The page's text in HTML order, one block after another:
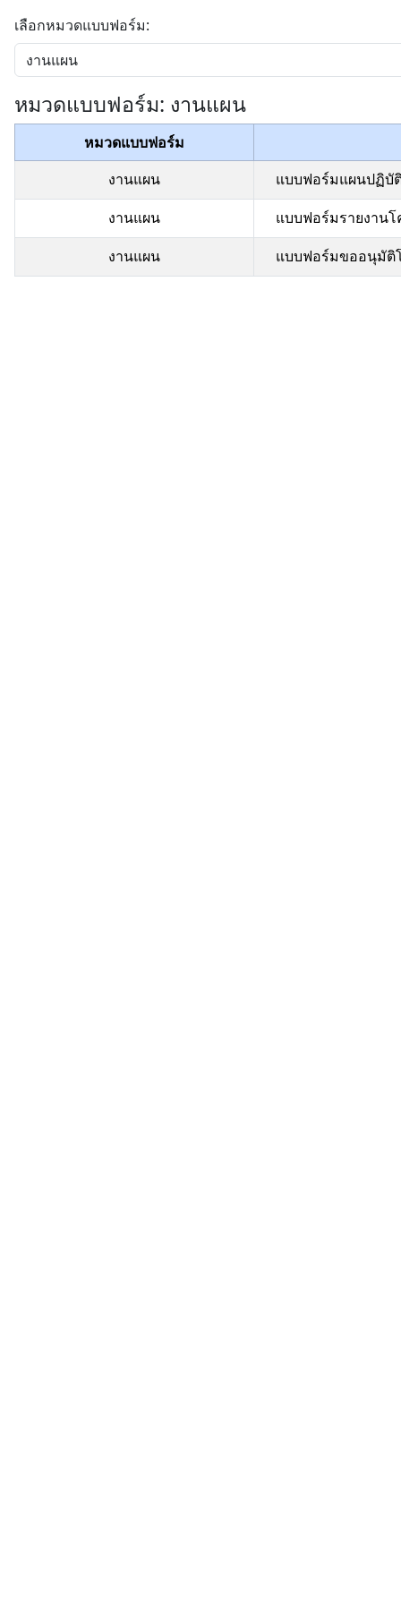
เลือกหมวดแบบฟอร์ม:
หมวดแบบฟอร์ม: งานแผน
หมวดแบบฟอร์ม
งานแผน
แบบฟอร์มแผนปฏิบั
งานแผน
แบบฟอร์มรายงานโ
งานแผน
แบบฟอร์มขออนุมัติ